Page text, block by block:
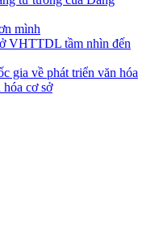
mình
VHTTDL tầm nhìn đến
gia về phát triển văn hóa
cơ sở